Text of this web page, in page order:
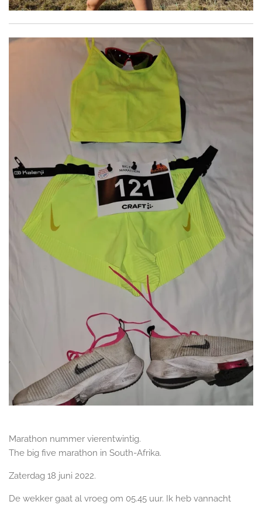
Marathon nummer vierentwintig.
The big five marathon in South-Afrika.
Zaterdag 18 juni 2022.
De wekker gaat al vroeg om 05.45 uur. Ik heb vannacht